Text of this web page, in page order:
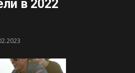
в 2022